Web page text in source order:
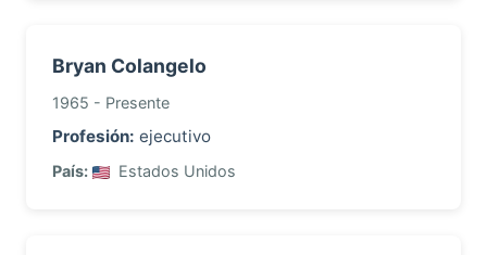
Bryan Colangelo
1965 - Presente
Profesión: ejecutivo
País: Estados Unidos